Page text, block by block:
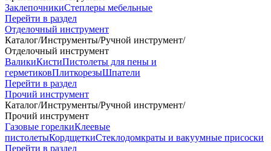
ЗаклепочникиСтеплеры мебельные
Перейти в раздел
Отделочный инструмент
Каталог/Инструменты/Ручной инструмент/
Отделочный инструмент
ВаликиКистиПистолеты для пены и
герметиковПлиткорезыШпатели
Перейти в раздел
Прочий инструмент
Каталог/Инструменты/Ручной инструмент/
Прочий инструмент
Газовые горелкиКлеевые
пистолетыКордщеткиСтеклодомкраты и вакуумные присоски
Перейти в раздел